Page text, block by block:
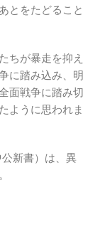
とをたどること
ちが暴走を抑え
に踏み込み、明
面戦争に踏み切
ように思われま
新書）は、異